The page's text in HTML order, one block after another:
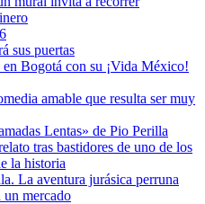
sus puertas
Bogotá con su ¡Vida México!
amable que resulta ser muy
Lentas» de Pio Perilla
tras bastidores de uno de los
la historia
La aventura jurásica perruna
mercado